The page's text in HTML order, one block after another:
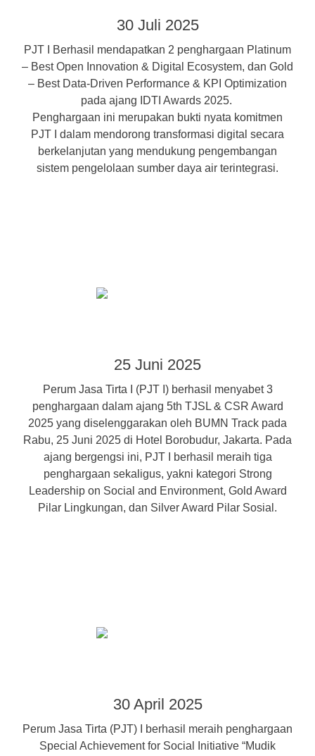
30 Juli 2025
PJT I Berhasil mendapatkan 2 penghargaan Platinum
– Best Open Innovation & Digital Ecosystem, dan Gold
– Best Data-Driven Performance & KPI Optimization
pada ajang IDTI Awards 2025.
Penghargaan ini merupakan bukti nyata komitmen
PJT I dalam mendorong transformasi digital secara
berkelanjutan yang mendukung pengembangan
sistem pengelolaan sumber daya air terintegrasi.
25 Juni 2025
Perum Jasa Tirta I (PJT I) berhasil menyabet 3
penghargaan dalam ajang 5th TJSL & CSR Award
2025 yang diselenggarakan oleh BUMN Track pada
Rabu, 25 Juni 2025 di Hotel Borobudur, Jakarta. Pada
ajang bergengsi ini, PJT I berhasil meraih tiga
penghargaan sekaligus, yakni kategori Strong
Leadership on Social and Environment, Gold Award
Pilar Lingkungan, dan Silver Award Pilar Sosial.
30 April 2025
Perum Jasa Tirta (PJT) I berhasil meraih penghargaan
Special Achievement for Social Initiative “Mudik